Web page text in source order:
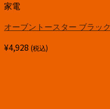
家電
オーブントースター ブラック
¥4,928 (税込)